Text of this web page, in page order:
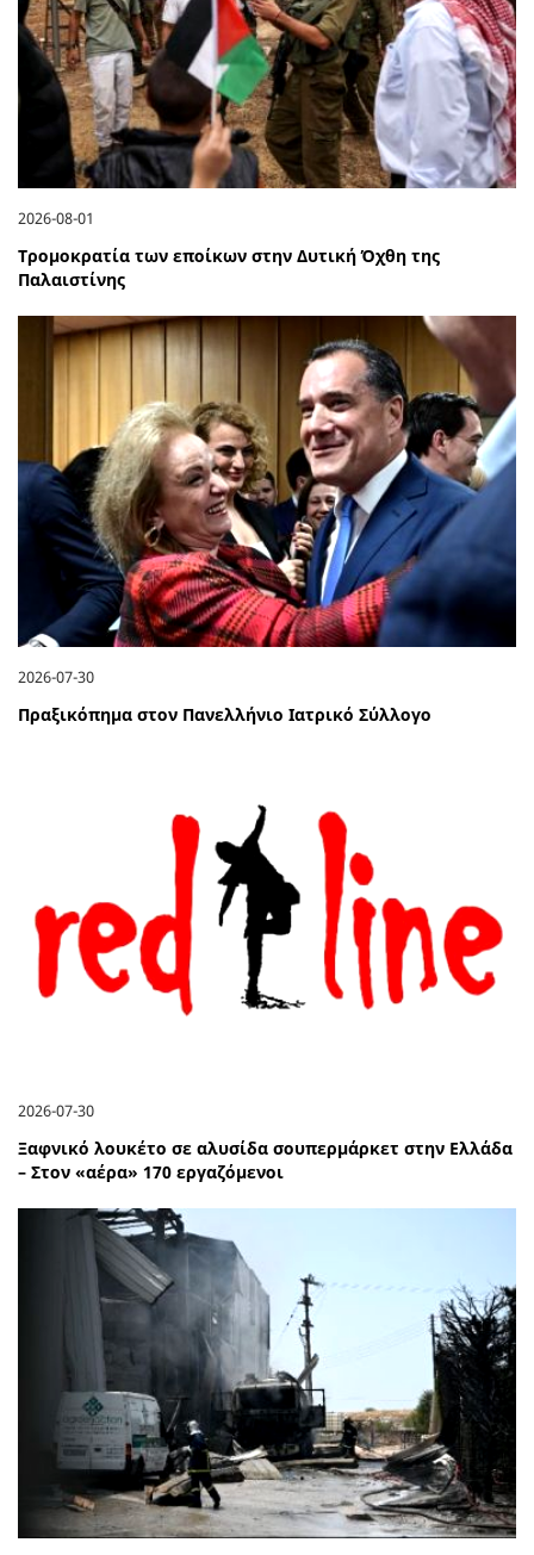
2026-08-01
Τρομοκρατία των εποίκων στην Δυτική Όχθη της
Παλαιστίνης
2026-07-30
Πραξικόπημα στον Πανελλήνιο Ιατρικό Σύλλογο
2026-07-30
Ξαφνικό λουκέτο σε αλυσίδα σουπερμάρκετ στην Ελλάδα
– Στον «αέρα» 170 εργαζόμενοι